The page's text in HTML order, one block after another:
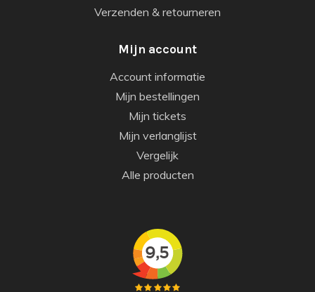
Verzenden & retourneren
Mijn account
Account informatie
Mijn bestellingen
Mijn tickets
Mijn verlanglijst
Vergelijk
Alle producten